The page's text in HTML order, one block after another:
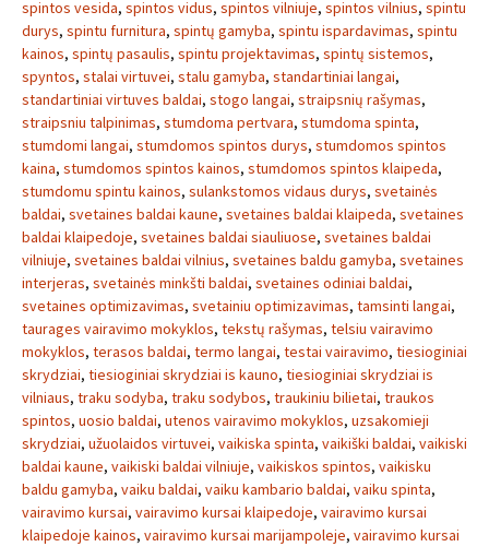
spintos vesida, spintos vidus, spintos vilniuje, spintos vilnius, spintu
durys, spintu furnitura, spintų gamyba, spintu ispardavimas, spintu
kainos, spintų pasaulis, spintu projektavimas, spintų sistemos,
spyntos, stalai virtuvei, stalu gamyba, standartiniai langai,
standartiniai virtuves baldai, stogo langai, straipsnių rašymas,
straipsniu talpinimas, stumdoma pertvara, stumdoma spinta,
stumdomi langai, stumdomos spintos durys, stumdomos spintos
kaina, stumdomos spintos kainos, stumdomos spintos klaipeda,
stumdomu spintu kainos, sulankstomos vidaus durys, svetainės
baldai, svetaines baldai kaune, svetaines baldai klaipeda, svetaines
baldai klaipedoje, svetaines baldai siauliuose, svetaines baldai
vilniuje, svetaines baldai vilnius, svetaines baldu gamyba, svetaines
interjeras, svetainės minkšti baldai, svetaines odiniai baldai,
svetaines optimizavimas, svetainiu optimizavimas, tamsinti langai,
taurages vairavimo mokyklos, tekstų rašymas, telsiu vairavimo
mokyklos, terasos baldai, termo langai, testai vairavimo, tiesioginiai
skrydziai, tiesioginiai skrydziai is kauno, tiesioginiai skrydziai is
vilniaus, traku sodyba, traku sodybos, traukiniu bilietai, traukos
spintos, uosio baldai, utenos vairavimo mokyklos, uzsakomieji
skrydziai, užuolaidos virtuvei, vaikiska spinta, vaikiški baldai, vaikiski
baldai kaune, vaikiski baldai vilniuje, vaikiskos spintos, vaikisku
baldu gamyba, vaiku baldai, vaiku kambario baldai, vaiku spinta,
vairavimo kursai, vairavimo kursai klaipedoje, vairavimo kursai
klaipedoje kainos, vairavimo kursai marijampoleje, vairavimo kursai